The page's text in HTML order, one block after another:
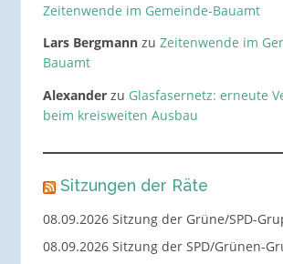
Zeitenwende im Gemeinde-Bauamt
Lars Bergmannzu Zeitenwende im
Bauamt
Alexanderzu Glasfasernetz: erneute
beim kreisweiten Ausbau
Sitzungen der Räte
08.09.2026 Sitzung der Grüne/SPD-
08.09.2026 Sitzung der SPD/Grünen-